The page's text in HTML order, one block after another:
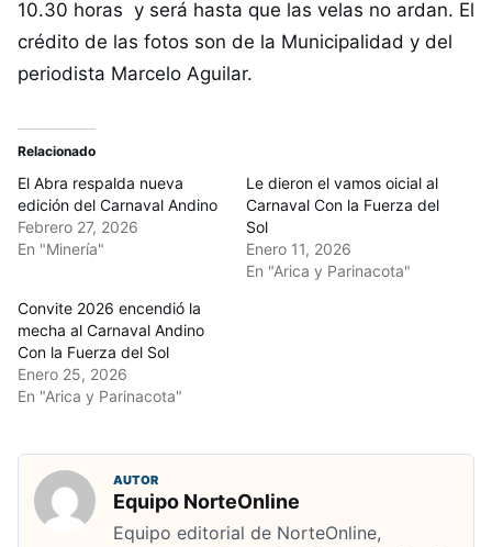
10.30 horas y será hasta que las velas no ardan. El
crédito de las fotos son de la Municipalidad y del
periodista Marcelo Aguilar.
Relacionado
El Abra respalda nueva
edición del Carnaval Andino
Febrero 27, 2026
En "Minería"
Le dieron el vamos oicial al
Carnaval Con la Fuerza del
Sol
Enero 11, 2026
En "Arica y Parinacota"
Convite 2026 encendió la
mecha al Carnaval Andino
Con la Fuerza del Sol
Enero 25, 2026
En "Arica y Parinacota"
AUTOR
Equipo NorteOnline
Equipo editorial de NorteOnline,